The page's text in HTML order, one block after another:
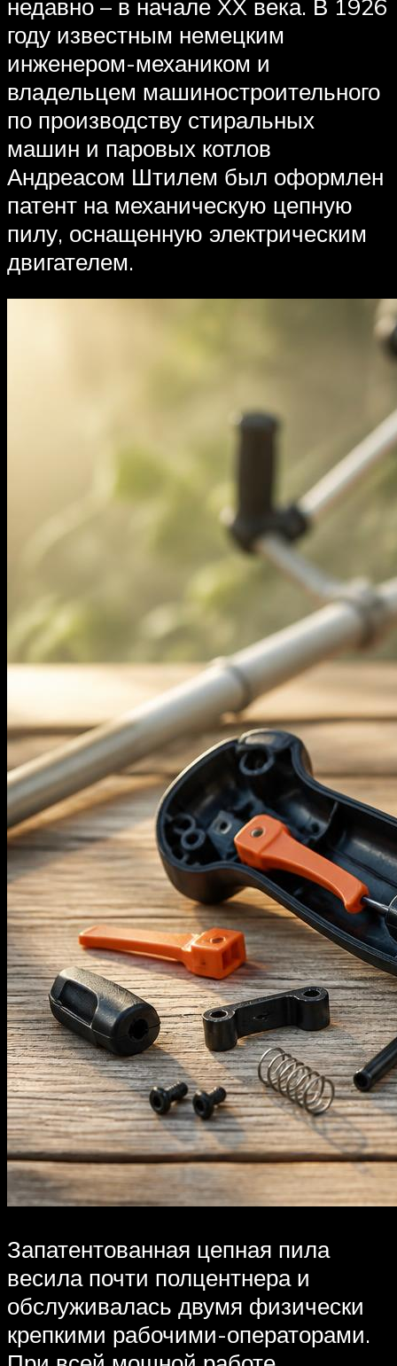
недавно – в начале XX века. В 1926
году известным немецким
инженером-механиком и
владельцем машиностроительного
по производству стиральных
машин и паровых котлов
Андреасом Штилем был оформлен
патент на механическую цепную
пилу, оснащенную электрическим
двигателем.
Запатентованная цепная пила
весила почти полцентнера и
обслуживалась двумя физически
крепкими рабочими-операторами.